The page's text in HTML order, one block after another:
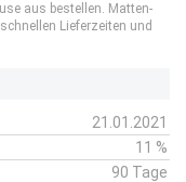
aus bestellen. Matten-
Lieferzeiten und
21.01.2021
11 %
90 Tage